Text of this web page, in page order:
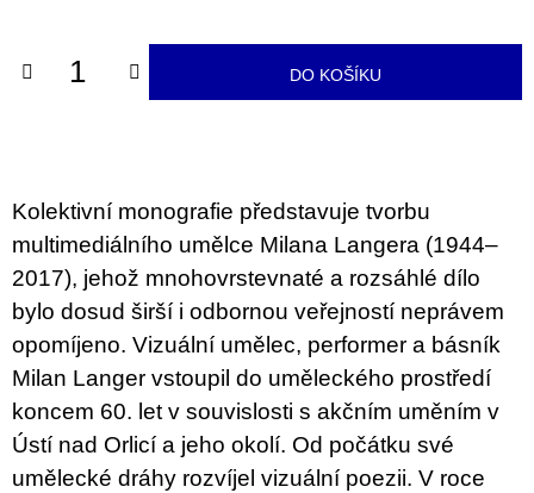
DO KOŠÍKU
Kolektivní monografie představuje tvorbu
multimediálního umělce Milana Langera (1944–
2017), jehož mnohovrstevnaté a rozsáhlé dílo
bylo dosud širší i odbornou veřejností neprávem
opomíjeno. Vizuální umělec, performer a básník
Milan Langer vstoupil do uměleckého prostředí
koncem 60. let v souvislosti s akčním uměním v
Ústí nad Orlicí a jeho okolí. Od počátku své
umělecké dráhy rozvíjel vizuální poezii. V roce
u
e
TEORIE
FIKCE
JAKO
ODNOSNÉ
TAŠKY
100